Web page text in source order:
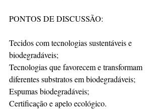
PONTOS DE DISCUSSÃO:
Tecidos com tecnologias sustentáveis e
biodegradáveis;
Tecnologias que favorecem e transformam
diferentes substratos em biodegradáveis;
Espumas biodegradáveis;
Certificação e apelo ecológico.